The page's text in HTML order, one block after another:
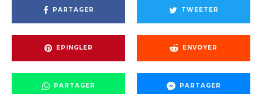
PARTAGER TWEETER
EPINGLER ENVOYER
PARTAGER PARTAGER